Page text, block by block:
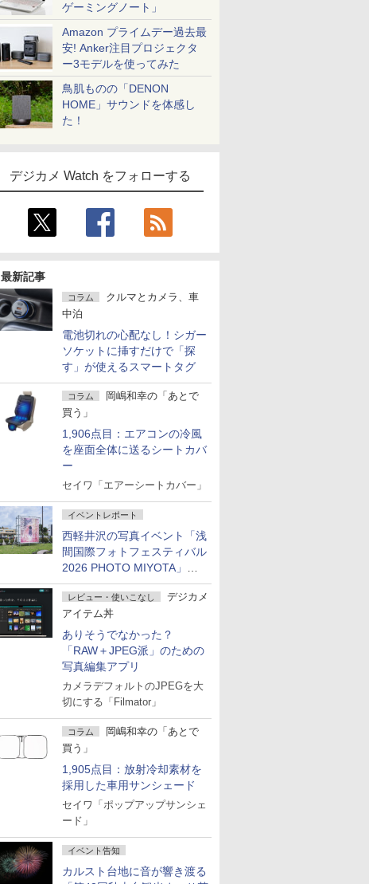
ゲーミングノート」
Amazon プライムデー過去最
安! Anker注目プロジェクタ
ー3モデルを使ってみた
鳥肌ものの「DENON
HOME」サウンドを体感し
た！
デジカメ Watch をフォローする
最新記事
コラム
クルマとカメラ、車
中泊
電池切れの心配なし！シガー
ソケットに挿すだけで「探
す」が使えるスマートタグ
コラム
岡嶋和幸の「あとで
買う」
1,906点目：エアコンの冷風
を座面全体に送るシートカバ
ー
セイワ「エアーシートカバー」
イベントレポート
西軽井沢の写真イベント「浅
間国際フォトフェスティバル
2026 PHOTO MIYOTA」が
開幕
レビュー・使いこなし
デジカメ
アイテム丼
ありそうでなかった？
「RAW＋JPEG派」のための
写真編集アプリ
カメラデフォルトのJPEGを大
切にする「Filmator」
コラム
岡嶋和幸の「あとで
買う」
1,905点目：放射冷却素材を
採用した車用サンシェード
セイワ「ポップアップサンシェ
ード」
イベント告知
カルスト台地に音が響き渡る